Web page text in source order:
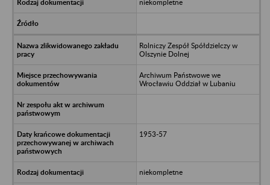
niekompletne
Rolniczy Zespół Spółdzielczy w
Olszynie Dolnej
Archiwum Państwowe we
Wrocławiu Oddział w Lubaniu
1953-57
niekompletne